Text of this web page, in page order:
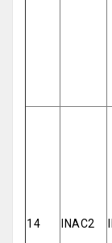
14 INAC2